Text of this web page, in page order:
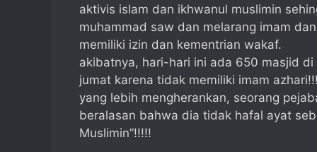
aktivis islam dan ikhwanul muslimin
muhammad saw dan melarang imam
memiliki izin dan kementrian wakaf.
akibatnya, hari-hari ini ada 650 masjid
jumat karena tidak memiliki imam
yang lebih mengherankan, seorang
beralasan bahwa dia tidak hafal ayat
Muslimin”!!!!!